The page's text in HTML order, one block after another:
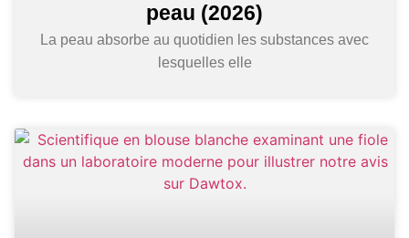
peau (2026)
La peau absorbe au quotidien les substances avec
lesquelles elle